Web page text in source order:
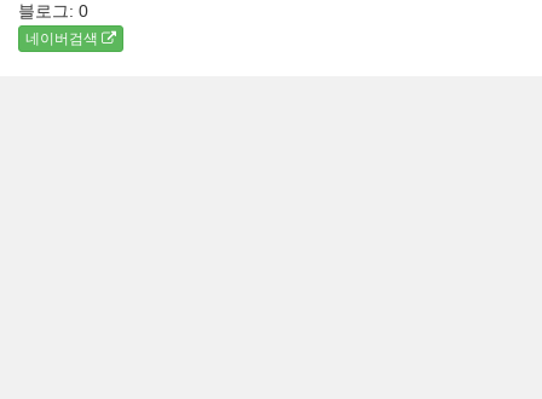
블로그: 0
네이버검색